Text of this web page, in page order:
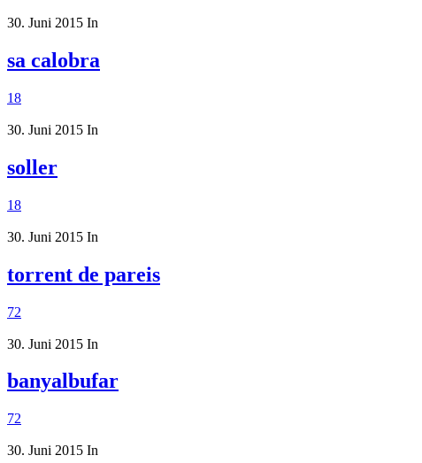
30. Juni 2015 In
sa calobra
18
30. Juni 2015 In
soller
18
30. Juni 2015 In
torrent de pareis
72
30. Juni 2015 In
banyalbufar
72
30. Juni 2015 In